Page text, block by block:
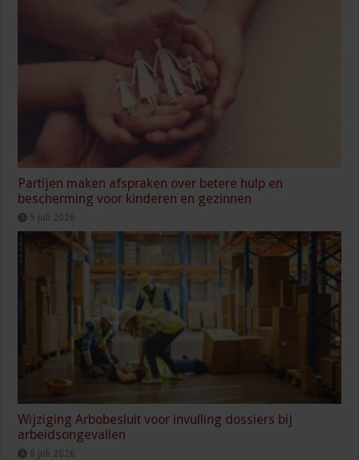
Partijen maken afspraken over betere hulp en
bescherming voor kinderen en gezinnen
9 juli 2026
Wijziging Arbobesluit voor invulling dossiers bij
arbeidsongevallen
8 juli 2026